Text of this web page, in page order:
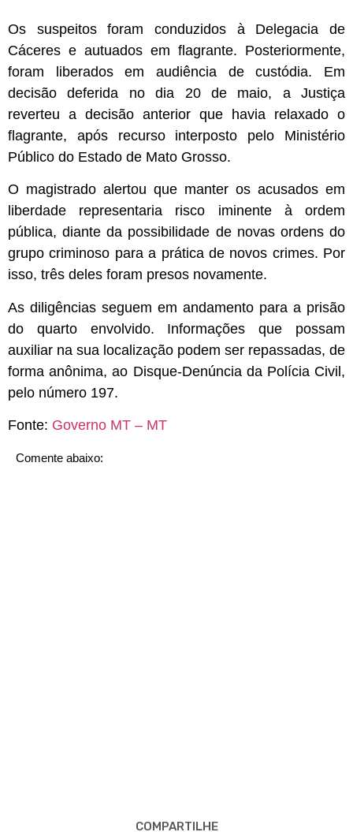
Os suspeitos foram conduzidos à Delegacia de
Cáceres e autuados em flagrante. Posteriormente,
foram liberados em audiência de custódia. Em
decisão deferida no dia 20 de maio, a Justiça
reverteu a decisão anterior que havia relaxado o
flagrante, após recurso interposto pelo Ministério
Público do Estado de Mato Grosso.
O magistrado alertou que manter os acusados em
liberdade representaria risco iminente à ordem
pública, diante da possibilidade de novas ordens do
grupo criminoso para a prática de novos crimes. Por
isso, três deles foram presos novamente.
As diligências seguem em andamento para a prisão
do quarto envolvido. Informações que possam
auxiliar na sua localização podem ser repassadas, de
forma anônima, ao Disque-Denúncia da Polícia Civil,
pelo número 197.
Fonte: Governo MT – MT
Comente abaixo:
COMPARTILHE